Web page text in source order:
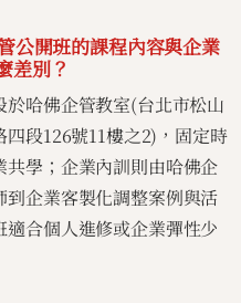
公開班的課程內容與企業
差別？
於哈佛企管教室(台北市松山
四段126號11樓之2)，固定時
共學；企業內訓則由哈佛企
到企業客製化調整案例與活
適合個人進修或企業彈性少